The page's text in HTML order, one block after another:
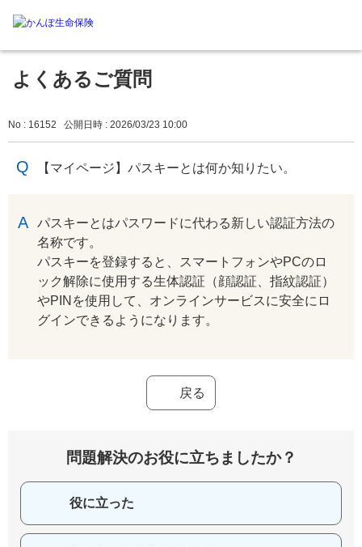
よくあるご質問
No : 16152 公開日時 : 2026/03/23 10:00
【マイページ】パスキーとは何か知りたい。
パスキーとはパスワードに代わる新しい認証方法の
名称です。
パスキーを登録すると、スマートフォンやPCのロ
ック解除に使用する生体認証（顔認証、指紋認証）
やPINを使用して、オンラインサービスに安全にロ
グインできるようになります。
戻る
問題解決のお役に立ちましたか？
役に立った